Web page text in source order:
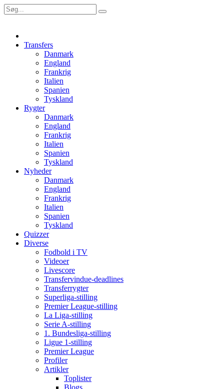
Transfers
Danmark
England
Frankrig
Italien
Spanien
Tyskland
Rygter
Danmark
England
Frankrig
Italien
Spanien
Tyskland
Nyheder
Danmark
England
Frankrig
Italien
Spanien
Tyskland
Quizzer
Diverse
Fodbold i TV
Videoer
Livescore
Transfervindue-deadlines
Transferrygter
Superliga-stilling
Premier League-stilling
La Liga-stilling
Serie A-stilling
1. Bundesliga-stilling
Ligue 1-stilling
Premier League
Profiler
Artikler
Toplister
Blogs